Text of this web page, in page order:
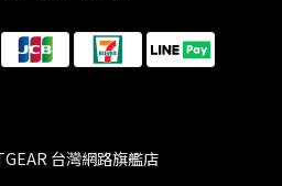
台灣網路旗艦店